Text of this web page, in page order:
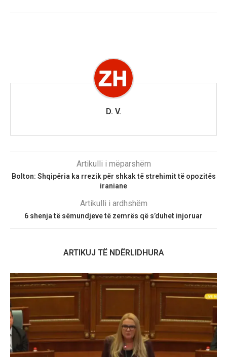
D. V.
Artikulli i mëparshëm
Bolton: Shqipëria ka rrezik për shkak të strehimit të opozitës
iraniane
Artikulli i ardhshëm
6 shenja të sëmundjeve të zemrës që s’duhet injoruar
ARTIKUJ TË NDËRLIDHURA